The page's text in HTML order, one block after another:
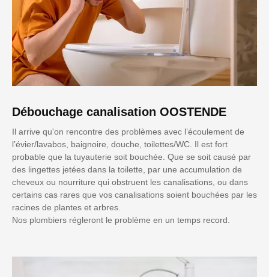
Débouchage canalisation OOSTENDE
Il arrive qu'on rencontre des problèmes avec l’écoulement de
l’évier/lavabos, baignoire, douche, toilettes/WC. Il est fort
probable que la tuyauterie soit bouchée. Que se soit causé par
des lingettes jetées dans la toilette, par une accumulation de
cheveux ou nourriture qui obstruent les canalisations, ou dans
certains cas rares que vos canalisations soient bouchées par les
racines de plantes et arbres.
Nos plombiers régleront le problème en un temps record.